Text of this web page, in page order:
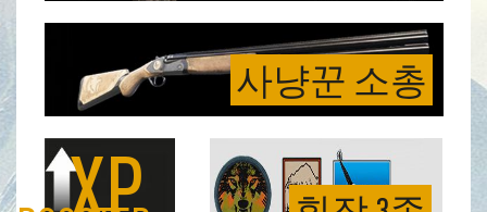
사냥꾼 소총
XP